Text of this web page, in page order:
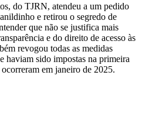
do TJRN, atendeu a um pedido
e retirou o segredo de
que não se justifica mais
e do direito de acesso às
revogou todas as medidas
haviam sido impostas na primeira
em janeiro de 2025.